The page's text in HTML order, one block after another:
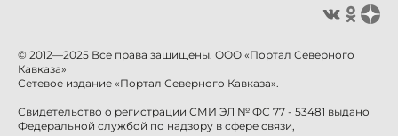
© 2012—2025 Все права защищены. ООО «Портал Северного
Кавказа»
Сетевое издание «Портал Северного Кавказа».
Свидетельство о регистрации СМИ ЭЛ № ФС 77 - 53481 выдано
Федеральной службой по надзору в сфере связи,